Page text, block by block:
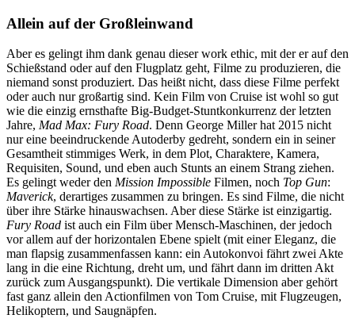
Allein auf der Großleinwand
Aber es gelingt ihm dank genau dieser work ethic, mit der er auf den
Schießstand oder auf den Flugplatz geht, Filme zu produzieren, die
niemand sonst produziert. Das heißt nicht, dass diese Filme perfekt
oder auch nur großartig sind. Kein Film von Cruise ist wohl so gut
wie die einzig ernsthafte Big-Budget-Stuntkonkurrenz der letzten
Jahre, Mad Max: Fury Road. Denn George Miller hat 2015 nicht
nur eine beeindruckende Autoderby gedreht, sondern ein in seiner
Gesamtheit stimmiges Werk, in dem Plot, Charaktere, Kamera,
Requisiten, Sound, und eben auch Stunts an einem Strang ziehen.
Es gelingt weder den Mission Impossible Filmen, noch Top Gun:
Maverick, derartiges zusammen zu bringen. Es sind Filme, die nicht
über ihre Stärke hinauswachsen. Aber diese Stärke ist einzigartig.
Fury Road ist auch ein Film über Mensch-Maschinen, der jedoch
vor allem auf der horizontalen Ebene spielt (mit einer Eleganz, die
man flapsig zusammenfassen kann: ein Autokonvoi fährt zwei Akte
lang in die eine Richtung, dreht um, und fährt dann im dritten Akt
zurück zum Ausgangspunkt). Die vertikale Dimension aber gehört
fast ganz allein den Actionfilmen von Tom Cruise, mit Flugzeugen,
Helikoptern, und Saugnäpfen.